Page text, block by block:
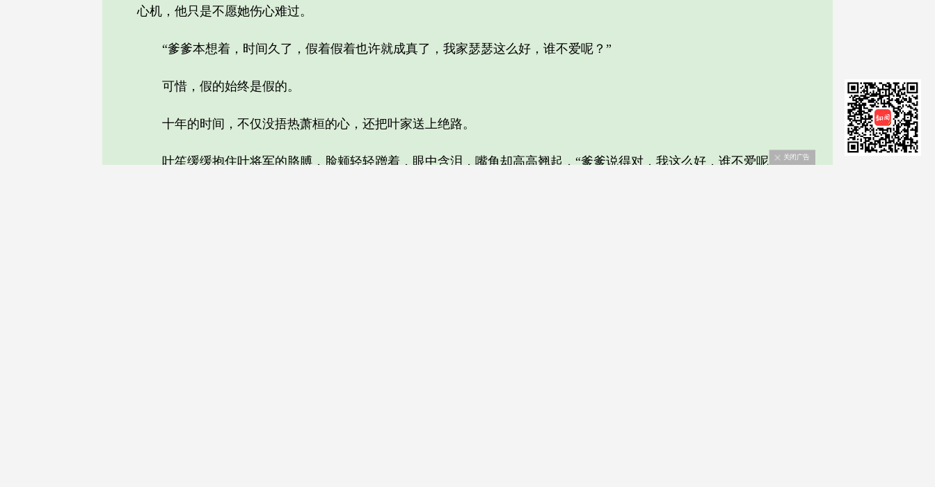
心机，他只是不愿她伤心难过。
“爹爹本想着，时间久了，假着假着也许就成真了，我家瑟瑟这么好，谁不爱呢？”
可惜，假的始终是假的。
十年的时间，不仅没捂热萧桓的心，还把叶家送上绝路。
叶笙缓缓抱住叶将军的胳膊，脸颊轻轻蹭着，眼中含泪，嘴角却高高翘起，“爹爹说得对，我这么好，谁不爱呢？为关闭广告